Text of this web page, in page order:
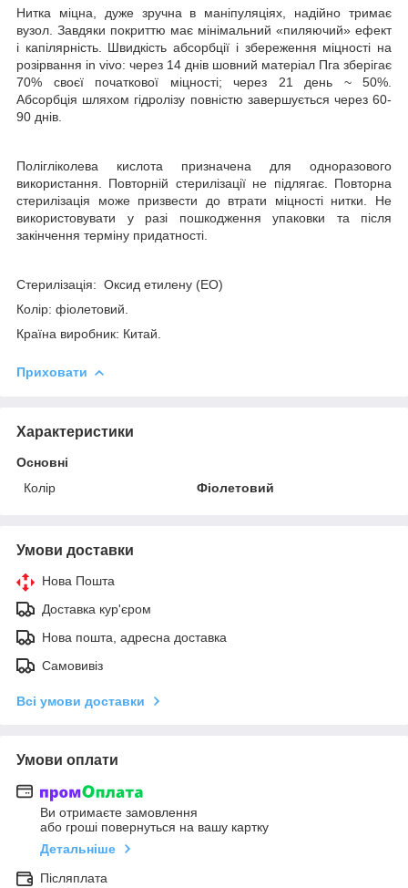
Нитка міцна, дуже зручна в маніпуляціях, надійно тримає
вузол. Завдяки покриттю має мінімальний «пиляючий» ефект
і капілярність. Швидкість абсорбції і збереження міцності на
розірвання in vivo: через 14 днів шовний матеріал Пга зберігає
70% своєї початкової міцності; через 21 день ~ 50%.
Абсорбція шляхом гідролізу повністю завершується через 60-
90 днів.
Полігліколева кислота призначена для одноразового
використання. Повторній стерилізації не підлягає. Повторна
стерилізація може призвести до втрати міцності нитки. Не
використовувати у разі пошкодження упаковки та після
закінчення терміну придатності.
Стерилізація: Оксид етилену (ЕО)
Колір: фіолетовий.
Країна виробник: Китай.
Приховати
Характеристики
Основні
Колір
Фіолетовий
Умови доставки
Нова Пошта
Доставка кур'єром
Нова пошта, адресна доставка
Самовивіз
Всі умови доставки
Умови оплати
Ви отримаєте замовлення
або гроші повернуться на вашу картку
Детальніше
Післяплата